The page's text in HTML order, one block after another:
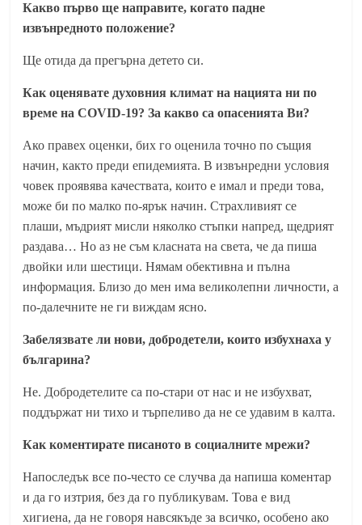
Какво първо ще направите, когато падне
извънредното положение?
Ще отида да прегърна детето си.
Как оценявате духовния климат на нацията ни по
време на COVID-19? За какво са опасенията Ви?
Ако правех оценки, бих го оценила точно по същия
начин, както преди епидемията. В извънредни условия
човек проявява качествата, които е имал и преди това,
може би по малко по-ярък начин. Страхливият се
плаши, мъдрият мисли няколко стъпки напред, щедрият
раздава… Но аз не съм класната на света, че да пиша
двойки или шестици. Нямам обективна и пълна
информация. Близо до мен има великолепни личности, а
по-далечните не ги виждам ясно.
Забелязвате ли нови, добродетели, които избухнаха у
българина?
Не. Добродетелите са по-стари от нас и не избухват,
поддържат ни тихо и търпеливо да не се удавим в калта.
Как коментирате писаното в социалните мрежи?
Напоследък все по-често се случва да напиша коментар
и да го изтрия, без да го публикувам. Това е вид
хигиена, да не говоря навсякъде за всичко, особено ако